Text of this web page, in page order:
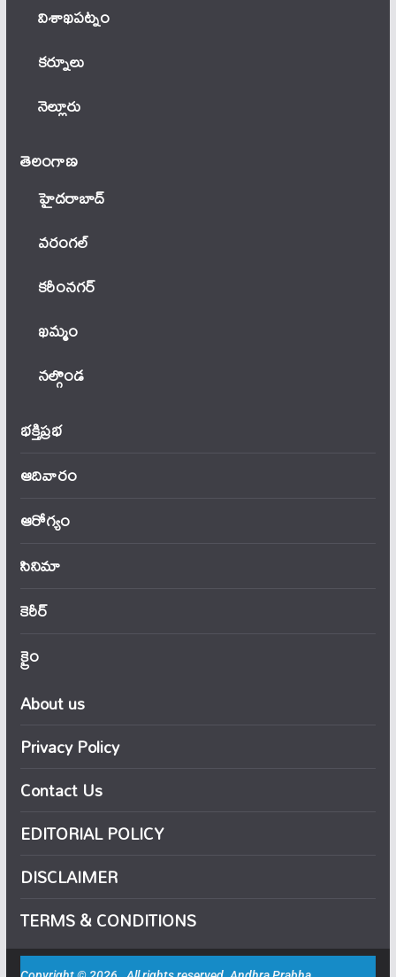
విశాఖపట్నం
కర్నూలు
నెల్లూరు
తెలంగాణ‌
హైదరాబాద్
వ‌రంగ‌ల్
కరీంనగర్
ఖ‌మ్మం
నల్గొండ
భక్తిప్రభ
ఆదివారం
ఆరోగ్యం
సినిమా
కెరీర్
క్రైం
About us
Privacy Policy
Contact Us
EDITORIAL POLICY
DISCLAIMER
TERMS & CONDITIONS